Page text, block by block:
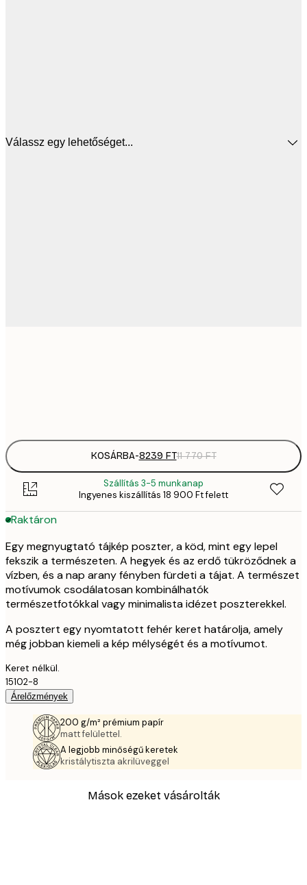
Válassz egy lehetőséget...
KOSÁRBA-8239 FT11 770 FT
Szállítás 3-5 munkanap
Ingyenes kiszállítás 18 900 Ft felett
Raktáron
Egy megnyugtató tájkép poszter, a köd, mint egy lepel
fekszik a természeten. A hegyek és az erdő tükröződnek a
vízben, és a nap arany fényben fürdeti a tájat. A természet
motívumok csodálatosan kombinálhatók
természetfotókkal vagy minimalista idézet poszterekkel.
A posztert egy nyomtatott fehér keret határolja, amely
még jobban kiemeli a kép mélységét és a motívumot.
Keret nélkül.
15102-8
Árelőzmények
200 g/m² prémium papír
matt felülettel.
A legjobb minőségű keretek
kristálytiszta akrilüveggel
Mások ezeket vásárolták